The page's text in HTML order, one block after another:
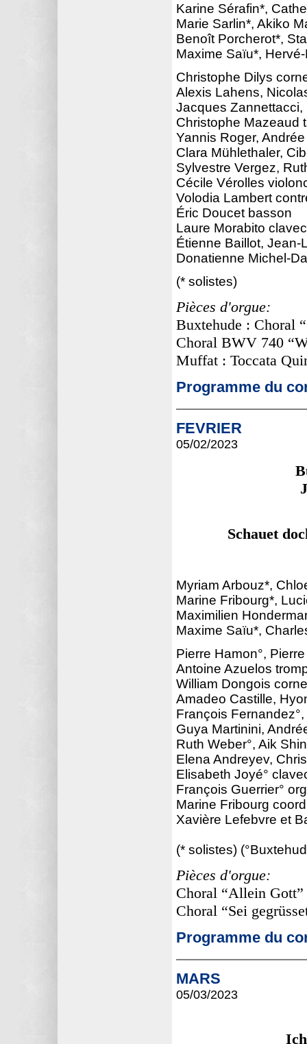
Karine Sérafin*,
Marie Sarlin*, Akiko
Benoît Porcherot*,
Maxime Saïu*,
Christophe Dilys
Alexis Lahens,
Jacques
Christophe Mazeaud
Yannis Roger,
Clara Mühlethaler,
Sylvestre Vergez,
Cécile Vérolles
Volodia Lambert
Éric Doucet basson
Laure Morabito
Étienne Baillot, Jean-
Donatienne Michel-
(* solistes)
Pièces d'orgue:
Buxtehude : Choral
Choral BWV 740
Muffat : Toccata
Programme du
FEVRIER
05/02/2023
Schauet
Myriam Arbouz*,
Marine Fribourg*,
Maximilien
Maxime Saïu*,
Pierre Hamon°,
Antoine Azuelos
William Dongois
Amadeo Castille,
François
Guya Martinini,
Ruth Weber°, Aik
Elena Andreyev,
Elisabeth Joyé°
François Guerrier°
Marine Fribourg
Xavière Lefebvre et
(* solistes)
Pièces d'orgue:
Choral “Allein
Choral “Sei
Programme du
MARS
05/03/2023